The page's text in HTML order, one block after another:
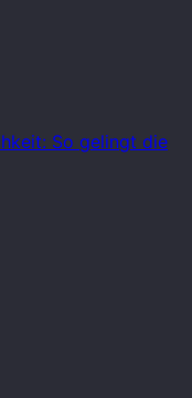
So gelingt die